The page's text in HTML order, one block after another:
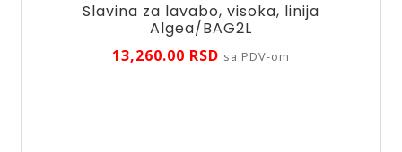
Slavina za lavabo, visoka, linija
Algea/BAG2L
13,260.00 RSD sa PDV-om